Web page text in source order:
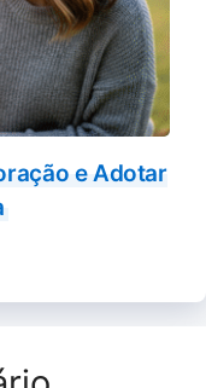
e Adotar